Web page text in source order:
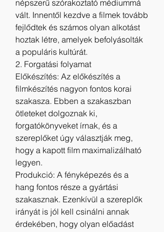
népszerű szórakoztató médiummá
vált. Innentől kezdve a filmek tovább
fejlődtek és számos olyan alkotást
hoztak létre, amelyek befolyásolták
a populáris kultúrát.
2. Forgatási folyamat
Előkészítés: Az előkészítés a
filmkészítés nagyon fontos korai
szakasza. Ebben a szakaszban
ötleteket dolgoznak ki,
forgatókönyveket írnak, és a
szereplőket úgy választják meg,
hogy a kapott film maximalizálható
legyen.
Produkció: A fényképezés és a
hang fontos része a gyártási
szakasznak. Ezenkívül a szereplők
irányát is jól kell csinálni annak
érdekében, hogy olyan előadást